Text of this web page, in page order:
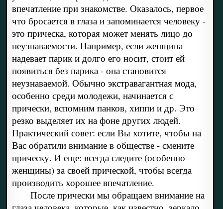
впечатление при знакомстве. Оказалось, первое
что бросается в глаза и запоминается человеку -
это прическа, которая может менять лицо до
неузнаваемости. Например, если женщина
надевает парик и долго его носит, стоит ей
появиться без парика - она становится
неузнаваемой. Обычно экстравагантная мода,
особенно среди молодежи, начинается с
прически, вспомним панков, хиппи и др. Это
резко выделяет их на фоне других людей.
Практический совет: если Вы хотите, чтобы на
Вас обратили внимание в обществе - смените
прическу. И еще: всегда следите (особенно
женщины) за своей прической, чтобы всегда
производить хорошее впечатление.
После прически мы обращаем внимание на